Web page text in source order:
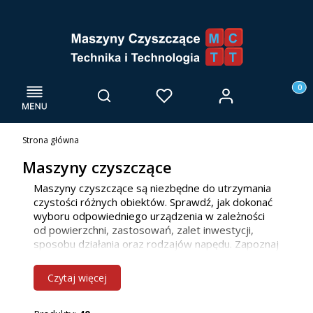
Menu Otwórz wyszukiwarkę
Szukaj Ulubione Zaloguj się
Strona główna
Maszyny czyszczące
Maszyny czyszczące są niezbędne do utrzymania
czystości różnych obiektów. Sprawdź, jak dokonać
wyboru odpowiedniego urządzenia w zależności
od powierzchni, zastosowań, zalet inwestycji,
sposobu działania oraz rodzajów napędu. Zapoznaj
teraz! Jako firma głównie działamy we Wrocławiu i
innych miejscowościach w woj. dolnośląskim, ale
Czytaj więcej